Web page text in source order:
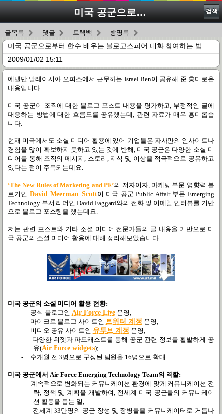
미국 공군으로부터 한수 배우는 블로고스피어 대화 참여하는 법 검색
글목록 댓글 트랙백 방명록
미국 공군으로부터 한수 배우는 블로고스피어 대화 참여하는 법
2009/01/02 15:11
에델만 말레이시아 오피스에서 근무하는 Israel Ben이 공유해 준 흥미로운
내용입니다.
미국 공군이 조직에 대한 블로그 포스트 내용을 평가하고, 부정적인 글에
대응하는 방법에 대한 흐름도를 공유했는데, 관련 자료가 매우 흥미롭습
니다.
현재 미국에서도 소셜 미디어 활용에 있어 기업들은 자사만의 인사이트나
경험을 많이 확보하지 못하고 있는 것에 반해, 미국 공군은 다양한 소셜 미
디어를 통해 조직의 메시지, 스토리, 지식 및 이상을 적극적으로 공유하고
있다는 점이 주목되는데요.
‘The New Rules of Marketing and PR’의 저자이자, 마케팅 부문 영향력 블
로거인 David Meerman Scott이 미국 공군 Public Affair 부문 Emerging
Technology 부서 리더인 David Faggard와의 전화 및 이메일 인터뷰를 기반
으로 블로그 포스팅을 했는데요.
저는 관련 포스트와 기타 소셜 미디어 전문가들의 글 내용을 기반으로 미
국 공군의 소셜 미디어 활용에 대해 정리해보았습니다..
미국 공군의 소셜 미디어 활용 현황:
-
공식 블로그인 Air Force Live 운영;
-
마이크로 블로그 사이트인 트위터 계정 운영;
-
비디오 공유 사이트인 유투브 계정 운영;
-
다양한 위젯과 파드캐스트를 통해 공군 관련 정보를 활발하게 공
유(Air Force widgets);
-
수개월 전 3명으로 구성된 팀원을 16명으로 확대
미국 공군에서 Air Force Emerging Technology Team의 역할:
-
계속적으로 변화되는 커뮤니케이션 환경에 맞게 커뮤니케이션 전
략, 정책 및 계획을 개발하여, 전세계 미국 공군들의 커뮤니케이
션 활동을 돕는 일;
-
전세계 33만명의 공군 장성 및 장병들을 커뮤니케이터로 거듭나